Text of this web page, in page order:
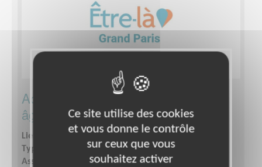
Accompagnement de personnes
âgées
Lieu :
Type :
Association :
Être-là Grand Paris
Ce site utilise des cookies
et vous donne le contrôle
sur ceux que vous
souhaitez activer